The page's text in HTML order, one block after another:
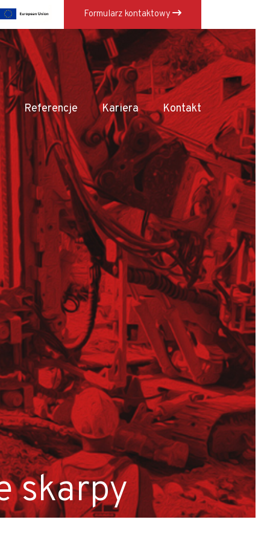
Formularz kontaktowy
Referencje Kariera Kontakt
×
skarpy